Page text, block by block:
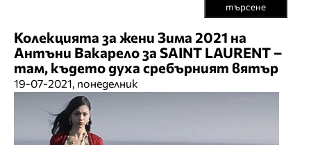
търсене
Колекцията за жени Зима 2021 на
Антъни Вакарело за SAINT LAURENT –
там, където духа сребърният вятър
19-07-2021, понеделник